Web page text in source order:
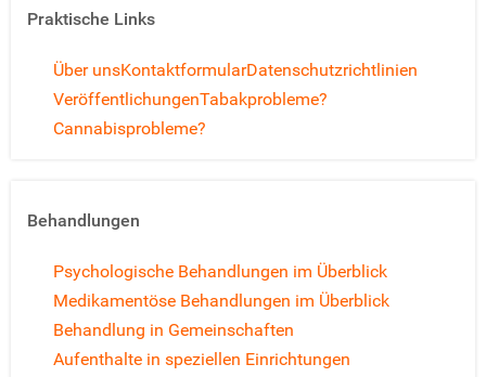
Praktische Links
Über unsKontaktformularDatenschutzrichtlinien
VeröffentlichungenTabakprobleme?
Cannabisprobleme?
Behandlungen
Psychologische Behandlungen im Überblick
Medikamentöse Behandlungen im Überblick
Behandlung in Gemeinschaften
Aufenthalte in speziellen Einrichtungen